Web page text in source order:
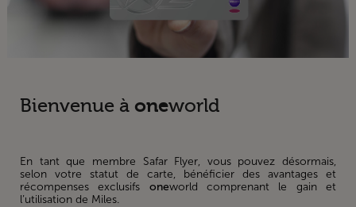
Bienvenue à oneworld
En tant que membre Safar Flyer, vous pouvez désormais,
selon votre statut de carte, bénéficier des avantages et
récompenses exclusifs oneworld comprenant le gain et
l’utilisation de Miles.